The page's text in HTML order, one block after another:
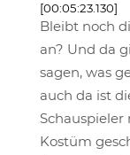
[00:05:23.130]
Bleibt noch
an? Und da
sagen, was
auch da ist
Kostüm